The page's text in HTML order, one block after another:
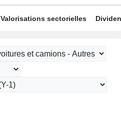
Valorisations sectorielles